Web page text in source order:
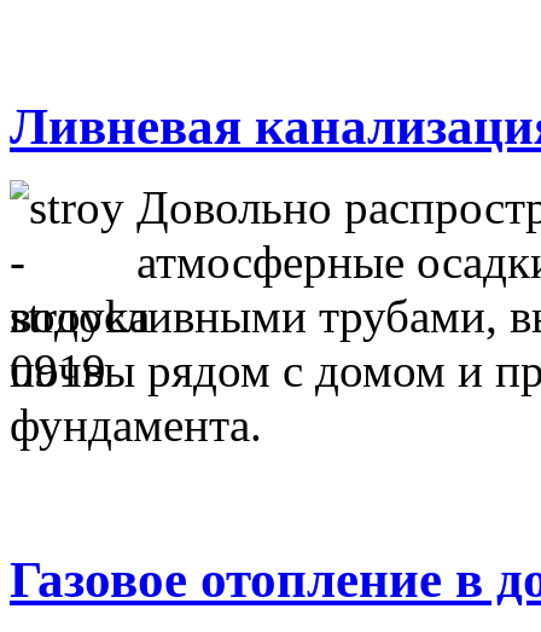
Ливневая
Довольно
атмосферные
водосливными трубами,
почвы рядом с домом и
фундамента.
Газовое отопление в